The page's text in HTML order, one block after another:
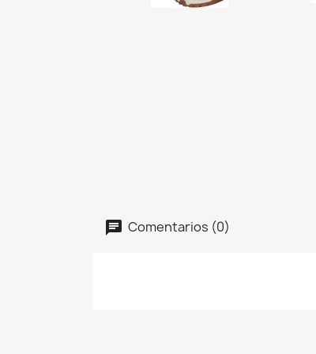
Comentarios (0)